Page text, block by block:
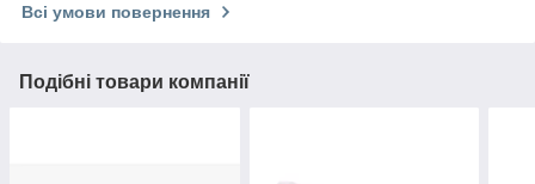
Всі умови повернення
Подібні товари компанії